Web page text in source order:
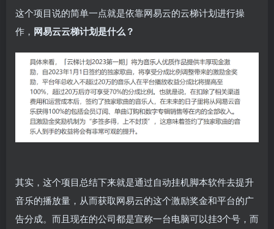
这个项目说的简单一点就是依靠网易云的云梯计划进行操
作， 网易云云梯计划是什么？
其实，这个项目总结下来就是通过自动挂机脚本软件去提升
音乐的播放量，从而获取网易云的这个激励奖金和平台的广
告分成。而且现在的公司都是宣称一台电脑可以挂3个号，而